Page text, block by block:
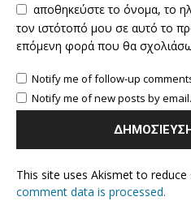
αποθηκεύστε το όνομα, το
τον ιστότοπό μου σε αυτό το
επόμενη φορά που θα
Notify me of follow-up
Notify me of new posts by email.
This site uses Akismet to reduce
comment data is processed.